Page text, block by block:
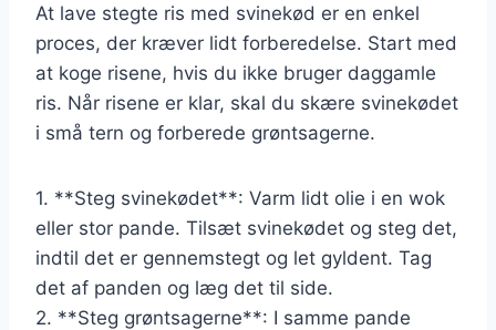
At lave stegte ris med svinekød er en enkel
proces, der kræver lidt forberedelse. Start med
at koge risene, hvis du ikke bruger daggamle
ris. Når risene er klar, skal du skære svinekødet
i små tern og forberede grøntsagerne.
1. **Steg svinekødet**: Varm lidt olie i en wok
eller stor pande. Tilsæt svinekødet og steg det,
indtil det er gennemstegt og let gyldent. Tag
det af panden og læg det til side.
2. **Steg grøntsagerne**: I samme pande